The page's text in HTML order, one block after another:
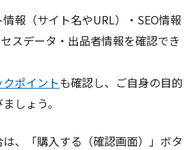
報（サイト名やURL）・SEO情報
セスデータ・出品者情報を確認でき
ポイントも確認し、ご自身の目的
しょう。
、「購入する（確認画面）」ボタ